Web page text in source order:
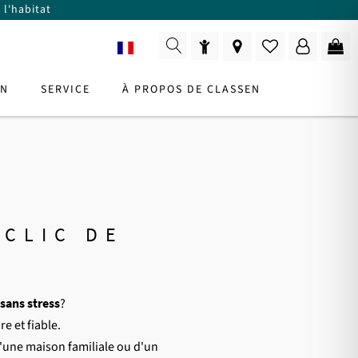
l'habitat
SERVICE À PROPOS DE CLASSEN
PRODUIT
DE
stress?
et fiable.
maison familiale ou d'un